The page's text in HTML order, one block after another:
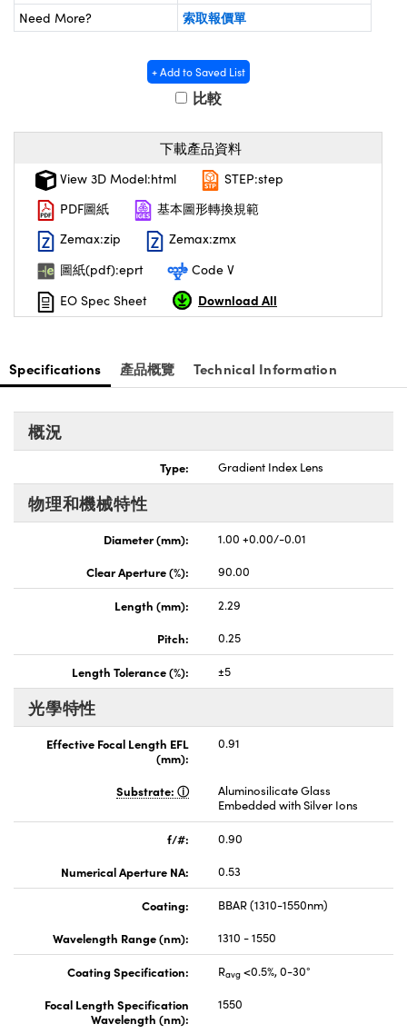
| 袖珍顯微鏡或直讀式顯微鏡
| SCHOTT 光學元件
Need More?
索取報價單
+ Add to Saved List
比較
下載產品資料
View 3D Model:html
STEP:step
PDF圖紙
基本圖形轉換規範
Zemax:zip
Zemax:zmx
圖紙(pdf):eprt
Code V
EO Spec Sheet
Download All
Specifications 產品概覽 Technical Information
概況
Type: Gradient Index Lens
物理和機械特性
Diameter (mm):
1.00 +0.00/-0.01
Clear Aperture (%):
90.00
Length (mm):
2.29
Pitch:
0.25
Length Tolerance (%): ±5
光學特性
Effective Focal Length EFL
(mm):
0.91
Substrate:
Aluminosilicate Glass
Embedded with Silver Ions
f/#:
0.90
Numerical Aperture NA:
0.53
Coating:
BBAR (1310-1550nm)
Wavelength Range (nm):
1310 - 1550
Coating Specification: Ravg <0.5%, 0-30°
Focal Length Specification
Wavelength (nm):
1550